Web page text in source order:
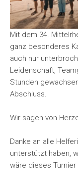
Mit dem 34.
ganz besonderes
auch nur
Leidenschaft,
Stunden
Abschluss.
Wir sagen von
Danke an alle
unterstützt haben,
wäre dieses